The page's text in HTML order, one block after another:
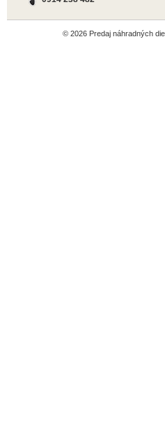
© 2026 Predaj náhradných